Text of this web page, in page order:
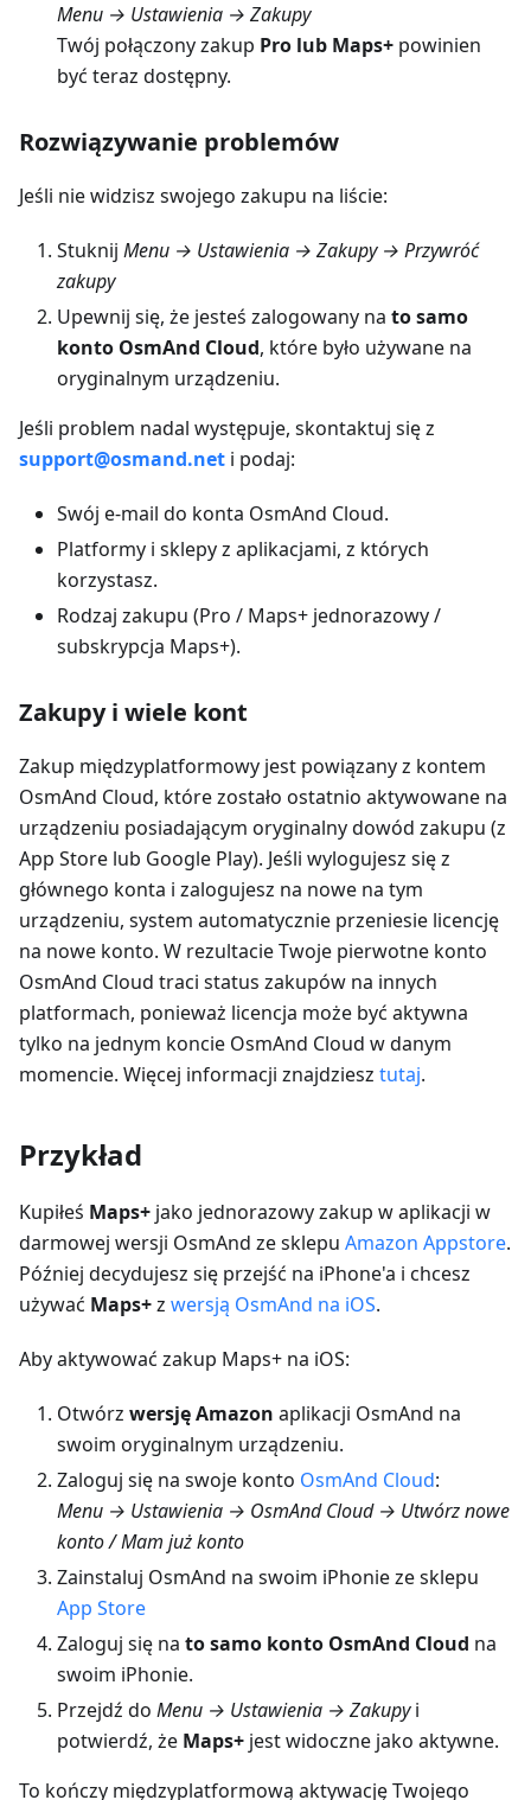
Menu → Ustawienia → Zakupy
Twój połączony zakup Pro lub Maps+ powinien
być teraz dostępny.
Rozwiązywanie problemów
Jeśli nie widzisz swojego zakupu na liście:
Stuknij Menu → Ustawienia → Zakupy → Przywróć
zakupy
Upewnij się, że jesteś zalogowany na to samo
konto OsmAnd Cloud, które było używane na
oryginalnym urządzeniu.
Jeśli problem nadal występuje, skontaktuj się z
support@osmand.net i podaj:
Swój e-mail do konta OsmAnd Cloud.
Platformy i sklepy z aplikacjami, z których
korzystasz.
Rodzaj zakupu (Pro / Maps+ jednorazowy /
subskrypcja Maps+).
Zakupy i wiele kont
Zakup międzyplatformowy jest powiązany z kontem
OsmAnd Cloud, które zostało ostatnio aktywowane na
urządzeniu posiadającym oryginalny dowód zakupu (z
App Store lub Google Play). Jeśli wylogujesz się z
głównego konta i zalogujesz na nowe na tym
urządzeniu, system automatycznie przeniesie licencję
na nowe konto. W rezultacie Twoje pierwotne konto
OsmAnd Cloud traci status zakupów na innych
platformach, ponieważ licencja może być aktywna
tylko na jednym koncie OsmAnd Cloud w danym
momencie. Więcej informacji znajdziesz tutaj.
Przykład
Kupiłeś Maps+ jako jednorazowy zakup w aplikacji w
darmowej wersji OsmAnd ze sklepu Amazon Appstore.
Później decydujesz się przejść na iPhone'a i chcesz
używać Maps+z wersją OsmAnd na iOS.
Aby aktywować zakup Maps+ na iOS:
Otwórz wersję Amazon aplikacji OsmAnd na
swoim oryginalnym urządzeniu.
Zaloguj się na swoje konto OsmAnd Cloud:
Menu → Ustawienia → OsmAnd Cloud → Utwórz nowe
konto / Mam już konto
Zainstaluj OsmAnd na swoim iPhonie ze sklepu
App Store
Zaloguj się na to samo konto OsmAnd Cloud na
swoim iPhonie.
Przejdź do Menu → Ustawienia → Zakupyi
potwierdź, że Maps+ jest widoczne jako aktywne.
To kończy międzyplatformową aktywację Twojego